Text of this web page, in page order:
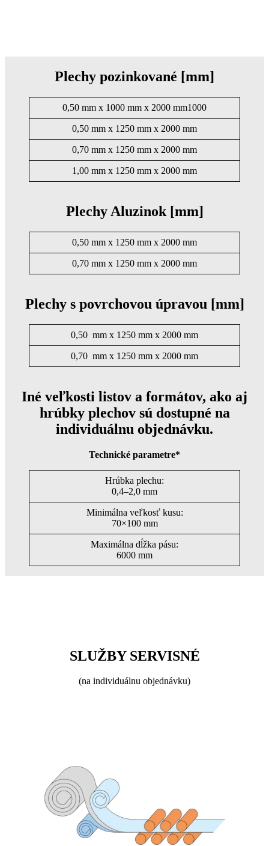
Plechy pozinkované [mm]
0,50 mm x 1000 mm x 2000 mm1000
0,50 mm x 1250 mm x 2000 mm
0,70 mm x 1250 mm x 2000 mm
1,00 mm x 1250 mm x 2000 mm
Plechy Aluzinok [mm]
0,50 mm x 1250 mm x 2000 mm
0,70 mm x 1250 mm x 2000 mm
Plechy s povrchovou úpravou [mm]
0,50 mm x 1250 mm x 2000 mm
0,70 mm x 1250 mm x 2000 mm
Iné veľkosti listov a formátov, ako aj
hrúbky plechov sú dostupné na
individuálnu objednávku.
Technické parametre*
Hrúbka plechu:
0,4–2,0 mm
Minimálna veľkosť kusu:
70×100 mm
Maximálna dĺžka pásu:
6000 mm
SLUŽBY SERVISNÉ
(na individuálnu objednávku)